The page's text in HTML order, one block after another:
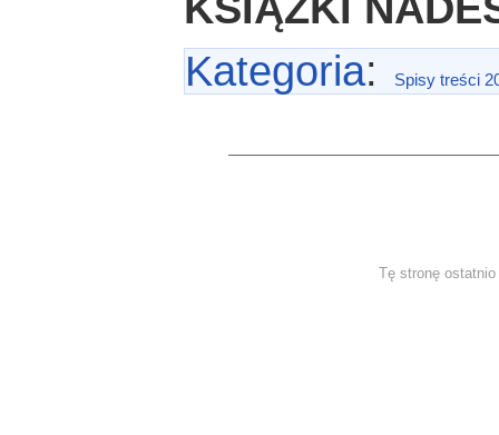
Kategoria: Spisy treści
Tę stronę